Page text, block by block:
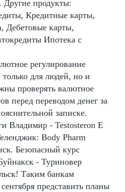
Другие продукты:
Кредитные карты,
Дебетовые карты,
Ипотека с
регулирование
для людей, но и
проверять валютное
перед переводом денег за
записке.
Владимир - Testosteron E
Body Pharm
Безопасный курс
- Туриновер
Таким банкам
представить планы